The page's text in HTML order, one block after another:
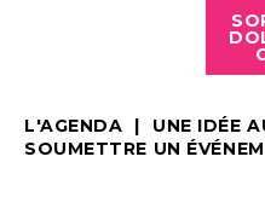
L'AGENDA
UNE IDÉE
SOUMETTRE UN